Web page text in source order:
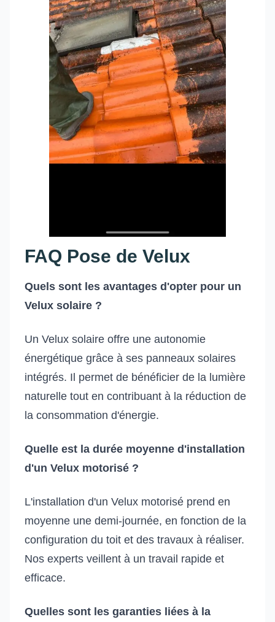
FAQ Pose de Velux
Quels sont les avantages d'opter pour un
Velux solaire ?
Un Velux solaire offre une autonomie
énergétique grâce à ses panneaux solaires
intégrés. Il permet de bénéficier de la lumière
naturelle tout en contribuant à la réduction de
la consommation d'énergie.
Quelle est la durée moyenne d'installation
d'un Velux motorisé ?
L'installation d'un Velux motorisé prend en
moyenne une demi-journée, en fonction de la
configuration du toit et des travaux à réaliser.
Nos experts veillent à un travail rapide et
efficace.
Quelles sont les garanties liées à la